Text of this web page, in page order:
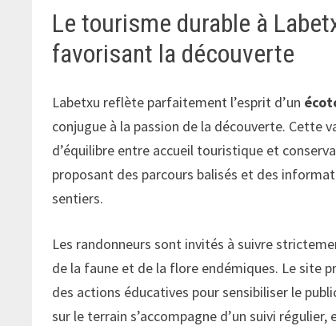
Le tourisme durable à
favorisant la découverte
Labetxu reflète parfaitement l’esprit d’un
conjugue à la passion de la découverte. Cette
d’équilibre entre accueil touristique et
proposant des parcours balisés et des
sentiers.
Les randonneurs sont invités à suivre
de la faune et de la flore endémiques. Le site
des actions éducatives pour sensibiliser le
sur le terrain s’accompagne d’un suivi